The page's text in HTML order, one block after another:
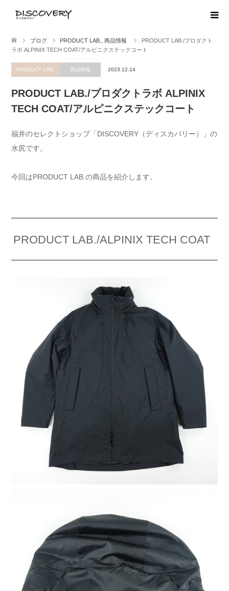
ブログ PRODUCT LAB. 商品情報
PRODUCT LAB./プロダクト
ラボ ALPINIX TECH COAT/アルピニクステックコート
PRODUCT LAB. 商品情報 2023.12.14
PRODUCT LAB./プロダクトラボ ALPINIX
TECH COAT/アルピニクステックコート
福井のセレクトショップ「DISCOVERY（ディスカバリー）」の
水尻です。
今回はPRODUCT LAB.の商品を紹介します。
PRODUCT LAB./ALPINIX TECH COAT